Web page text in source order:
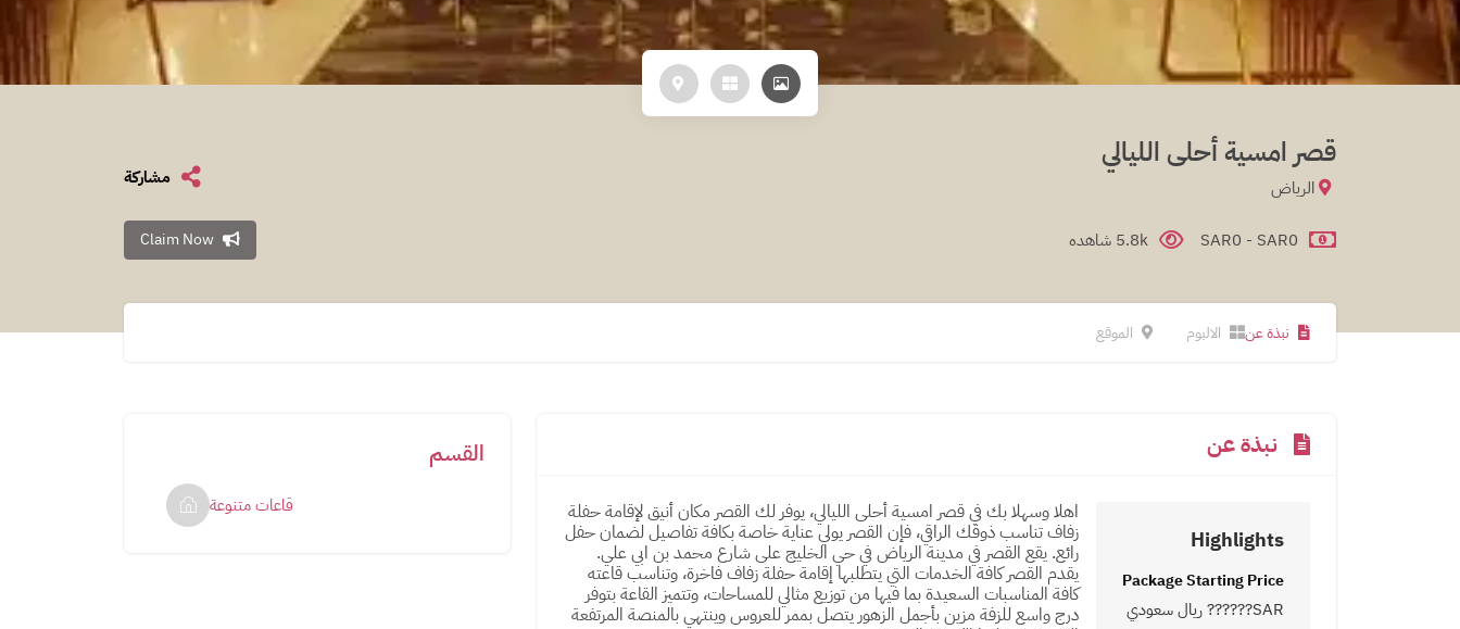
قصر امسية أحلى الليالي
الرياض مشاركة
SAR0 - SAR0 5.8k شاهده Claim Now
نبذة عن الالبوم الموقع
نبذة عن
Highlights
Package Starting Price
SAR?????? ريال سعودي
اهلا وسهلا بك في قصر امسية أحلى الليالي، يوفر لك القصر مكان أنيق لإقامة حفلة
زفاف تناسب ذوقك الراقي، فإن القصر يولي عناية خاصة بكافة تفاصيل لضمان حفل
رائع. يقع القصر في مدينة الرياض في حي الخليج على شارع محمد بن ابي علي.
يقدم القصر كافة الخدمات التي يتطلبها إقامة حفلة زفاف فاخرة، وتناسب قاعته
كافة المناسبات السعيدة بما فيها من توزيع مثالي للمساحات، وتتميز القاعة بتوفر
درج واسع للزفة مزين بأجمل الزهور يتصل بممر للعروس وينتهي بالمنصة المرتفعة
القسم
قاعات متنوعة